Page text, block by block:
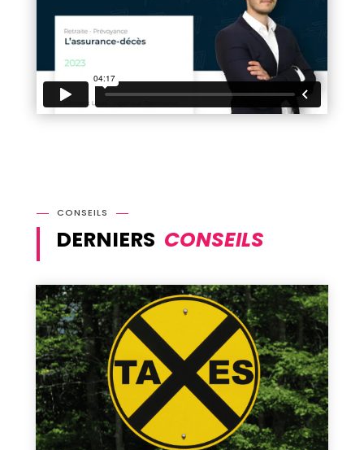
CONSEILS
DERNIERS CONSEILS